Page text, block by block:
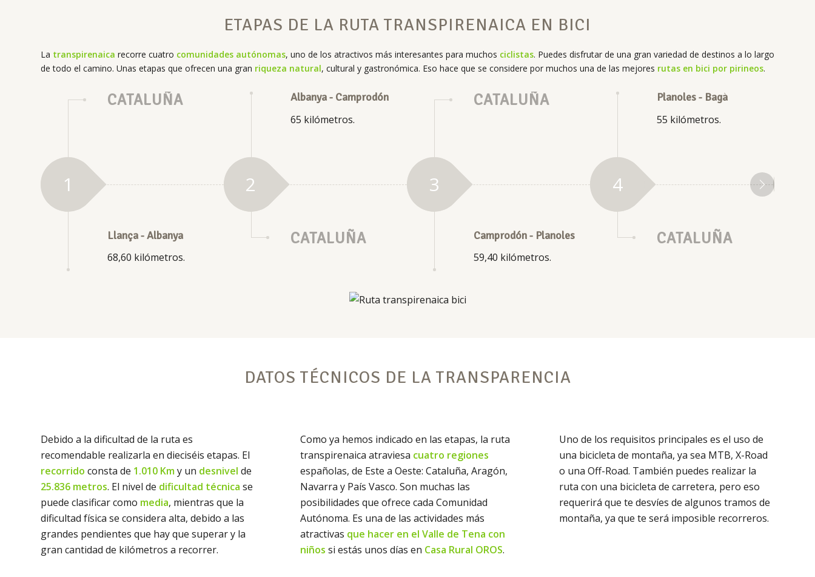
ETAPAS DE LA RUTA TRANSPIRENAICA EN BICI
La transpirenaica recorre cuatro comunidades autónomas, uno de los atractivos más interesantes para muchos ciclistas. Puedes disfrutar de una gran variedad de destinos a lo largo
de todo el camino. Unas etapas que ofrecen una gran riqueza natural, cultural y gastronómica. Eso hace que se considere por muchos una de las mejores rutas en bici por pirineos.
CATALUÑA
1
Llança - Albanya
68,60 kilómetros.
Albanya - Camprodón
65 kilómetros.
2
CATALUÑA
CATALUÑA
3
Camprodón - Planoles
59,40 kilómetros.
Planoles - Bagà
55 kilómetros.
4
CATALUÑA
DATOS TÉCNICOS DE LA TRANSPARENCIA
Debido a la dificultad de la ruta es
recomendable realizarla en dieciséis etapas. El
recorrido consta de 1.010 Kmy un desnivel de
25.836 metros. El nivel de dificultad técnica se
puede clasificar como media, mientras que la
dificultad física se considera alta, debido a las
grandes pendientes que hay que superar y la
gran cantidad de kilómetros a recorrer.
Como ya hemos indicado en las etapas, la ruta
transpirenaica atraviesa cuatro regiones
españolas, de Este a Oeste: Cataluña, Aragón,
Navarra y País Vasco. Son muchas las
posibilidades que ofrece cada Comunidad
Autónoma. Es una de las actividades más
atractivas que hacer en el Valle de Tena con
niños si estás unos días en Casa Rural OROS.
Uno de los requisitos principales es el uso de
una bicicleta de montaña, ya sea MTB, X-Road
o una Off-Road. También puedes realizar la
ruta con una bicicleta de carretera, pero eso
requerirá que te desvíes de algunos tramos de
montaña, ya que te será imposible recorreros.